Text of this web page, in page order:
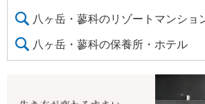
八ヶ岳・蓼科のリゾートマンショ
八ヶ岳・蓼科の保養所・ホテル